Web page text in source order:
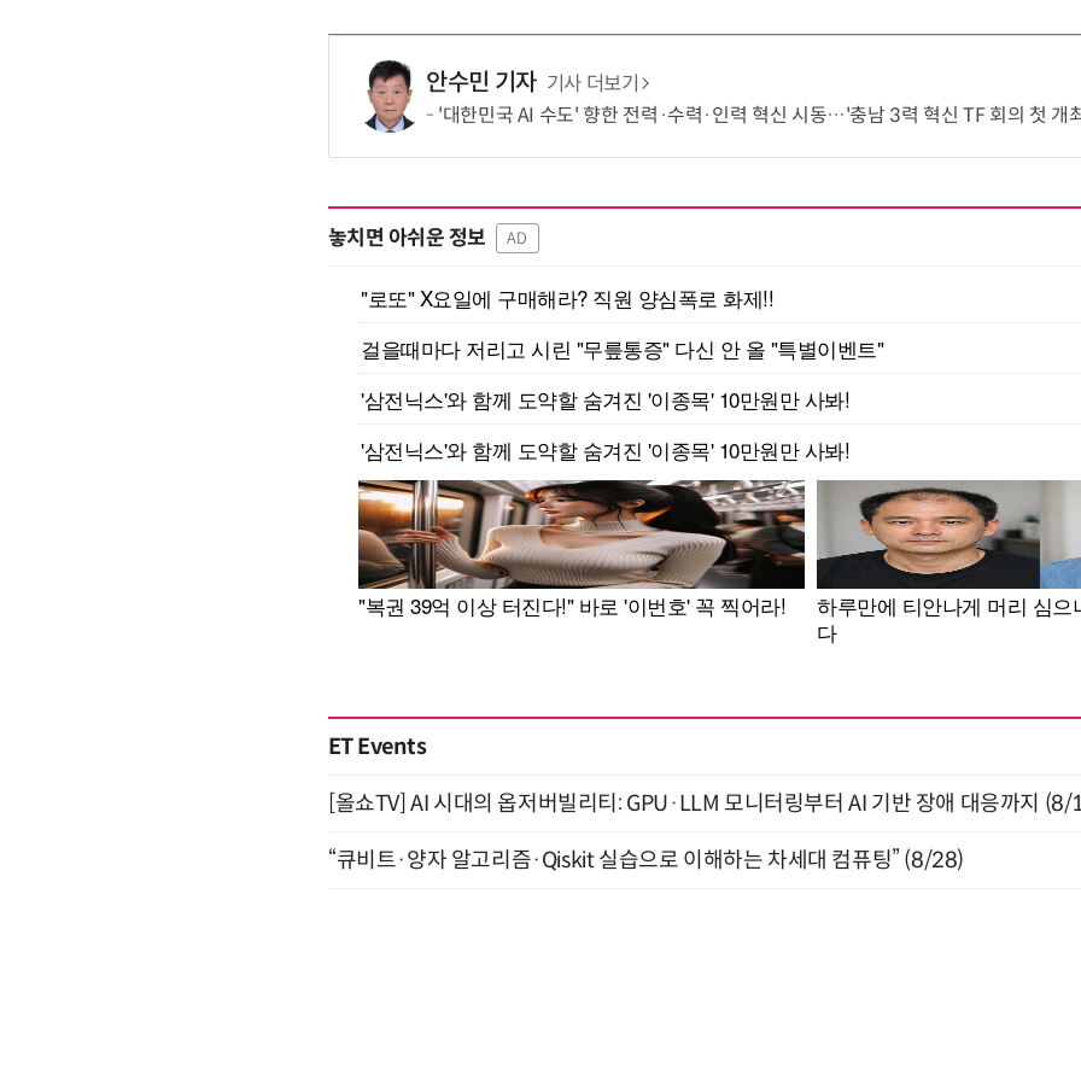
안수민 기자 기사 더보기
'대한민국 AI 수도' 향한 전력·수력·인력 혁신 시동…'충남 3력 혁신 TF 회의 첫 개
놓치면 아쉬운 정보 AD
ET Events
[올쇼TV] AI 시대의 옵저버빌리티: GPU·LLM 모니터링부터 AI 기반 장애 대응까지
“큐비트·양자 알고리즘·Qiskit 실습으로 이해하는 차세대 컴퓨팅” (8/28)